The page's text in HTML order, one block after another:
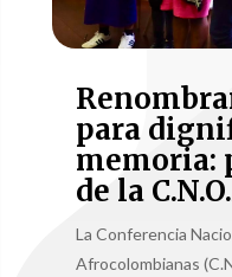
para
memoria:
de la
La Conferencia
Afrocolombianas